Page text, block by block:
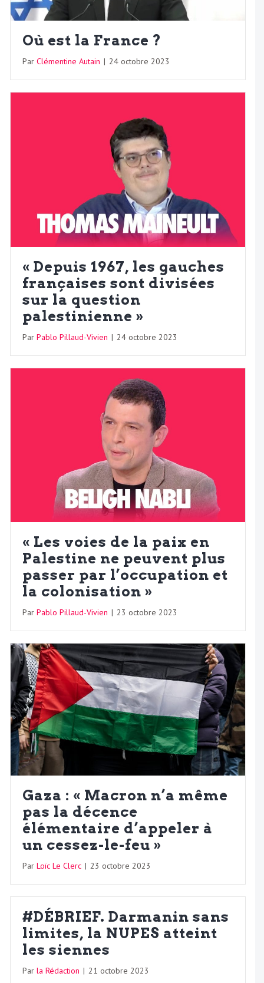
Où est la France ?
Par Clémentine Autain | 24 octobre 2023
« Depuis 1967, les gauches
françaises sont divisées
sur la question
palestinienne »
Par Pablo Pillaud-Vivien | 24 octobre 2023
« Les voies de la paix en
Palestine ne peuvent plus
passer par l’occupation et
la colonisation »
Par Pablo Pillaud-Vivien | 23 octobre 2023
Gaza : « Macron n’a même
pas la décence
élémentaire d’appeler à
un cessez-le-feu »
Par Loïc Le Clerc | 23 octobre 2023
#DÉBRIEF. Darmanin sans
limites, la NUPES atteint
les siennes
Par la Rédaction | 21 octobre 2023